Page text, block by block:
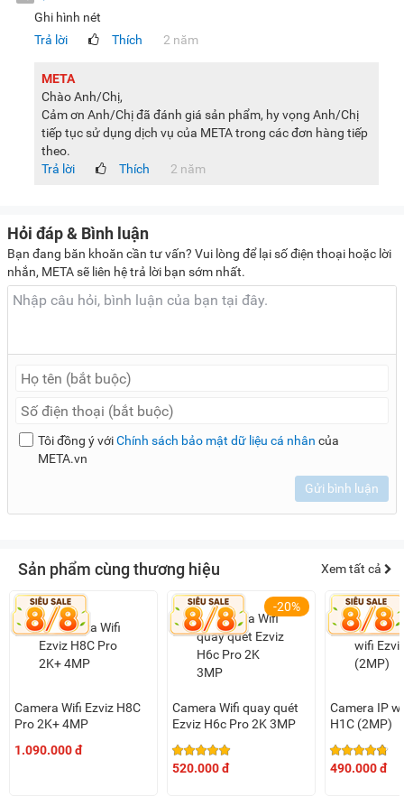
sản phẩm, màu sắc có thể thay đổi tùy theo sản phẩm thực
Ghi hình nét
Trả lời
Thích 2 năm
META
Chào Anh/Chị,
Cảm ơn Anh/Chị đã đánh giá sản phẩm, hy vọng Anh/Chị
tiếp tục sử dụng dịch vụ của META trong các đơn hàng tiếp
theo.
Trả lời
Thích 2 năm
Hỏi đáp & Bình luận
Bạn đang băn khoăn cần tư vấn? Vui lòng để lại số điện thoại hoặc lời
nhắn, META sẽ liên hệ trả lời bạn sớm nhất.
Tôi đồng ý vớiChính sách bảo mật dữ liệu cá nhân của
META.vn
Gửi bình luận
Sản phẩm cùng thương hiệu Xem tất cả
Camera Wifi Ezviz H8C
Pro 2K+ 4MP
1.090.000 đ
-20%
Camera Wifi quay quét
Ezviz H6c Pro 2K 3MP
520.000 đ
Camera IP
H1C (2MP)
490.000 đ